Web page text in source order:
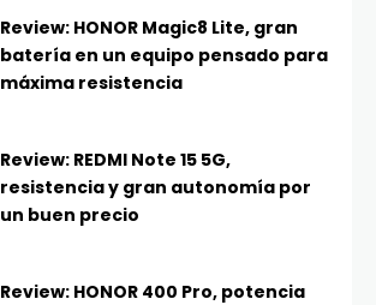
Review: HONOR Magic8 Lite, gran
batería en un equipo pensado para
máxima resistencia
Review: REDMI Note 15 5G,
resistencia y gran autonomía por
un buen precio
Review: HONOR 400 Pro, potencia